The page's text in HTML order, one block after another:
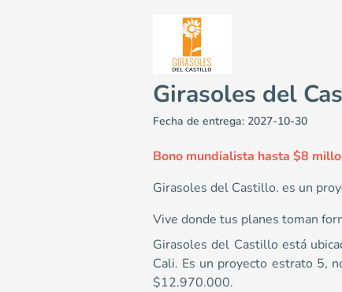
Girasoles del Castillo.
Casas en Jamundí <p>Vive donde tus planes
Girasoles del
Fecha de entrega: 2027-10-30
Bono mundialista hasta $8
Girasoles del Castillo. es un
Vive donde tus planes toman
Girasoles del Castillo está
Cali. Es un proyecto estrato 5,
$12.970.000.